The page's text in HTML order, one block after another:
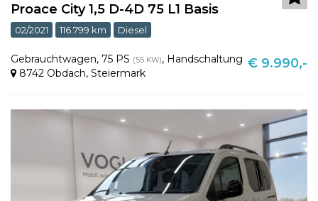
Proace City 1,5 D-4D 75 L1 Basis
02/2021 116.799 km Diesel
Gebrauchtwagen, 75 PS (55 KW), Handschaltung
8742 Obdach, Steiermark
€ 9.990,-